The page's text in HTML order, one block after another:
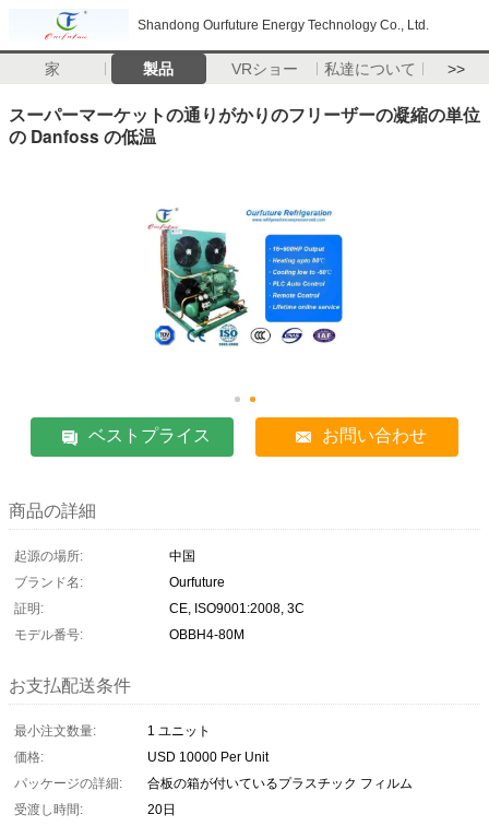
Shandong Ourfuture Energy Technology Co., Ltd.
家 製品 VRショー 私達について >>
スーパーマーケットの通りがかりのフリーザーの凝縮の単位
の Danfoss の低温
ベストプライス お問い合わせ
商品の詳細
起源の場所:
中国
ブランド名:
Ourfuture
証明:
CE, ISO9001:2008, 3C
モデル番号:
OBBH4-80M
お支払配送条件
最小注文数量:
1 ユニット
価格:
USD 10000 Per Unit
パッケージの詳細:
合板の箱が付いているプラスチック フィルム
受渡し時間:
20日